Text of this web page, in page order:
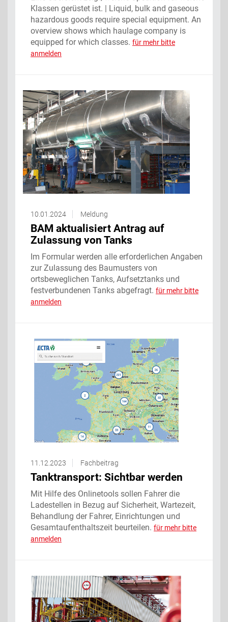
Klassen gerüstet ist. | Liquid, bulk and gaseous
hazardous goods require special equipment. An
overview shows which haulage company is
equipped for which classes. für mehr bitte
anmelden
10.01.2024 Meldung
BAM aktualisiert Antrag auf
Zulassung von Tanks
Im Formular werden alle erforderlichen Angaben
zur Zulassung des Baumusters von
ortsbeweglichen Tanks, Aufsetztanks und
festverbundenen Tanks abgefragt. für mehr bitte
anmelden
11.12.2023 Fachbeitrag
Tanktransport: Sichtbar werden
Mit Hilfe des Onlinetools sollen Fahrer die
Ladestellen in Bezug auf Sicherheit, Wartezeit,
Behandlung der Fahrer, Einrichtungen und
Gesamtaufenthaltszeit beurteilen. für mehr bitte
anmelden